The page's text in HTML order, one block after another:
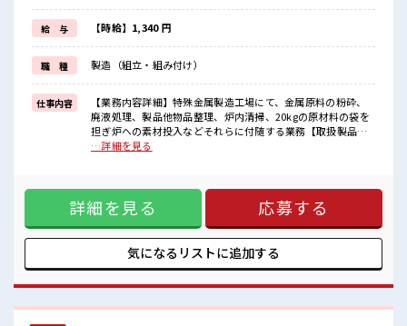
週末は家族や友人と一緒にプライベート満喫！
≪髪型自由≫
基本的に髪色自由で明るすぎたり奇抜でなければOKです！
(規定有)≪動きやすい制服アリ≫
制服があるので、
毎日の服装の悩み解消♪
■職場の雰囲気
一緒に働く仲間ともなじみやすい少人数の職場☆
明るすぎたり奇抜過ぎなければヘアカラーOK！
給 与 【時給】1,340 円
職 種 製造（組立・組み付け）
仕事内容
【業務内容詳細】特殊金属製造工場にて、金属原料の粉砕、
廃液処理、製品他物品整理、炉内清掃、20kgの原材料の袋を
担ぎ炉への素材投入などそれらに付随する業務【取扱製品情
報】特殊金属 ■お仕事PR ≪社員登用をめざす≫ 紹介予定派遣
ほどよく稼げます♪ ≪週休2日制≫ 週末は家族や友人と一緒
にプライベート満喫！ ≪髪型自由≫ 基本的に髪色自由で明る
すぎたり奇抜でなければOKです！ (規定有)≪動きやすい制服
アリ≫ 制服があるので、 毎日の服装の悩み解消♪ ■職場の雰
囲気 一緒に働く仲間ともなじみやすい少人数の職場☆ 明るす
ぎたり奇抜過ぎなければヘアカラーOK！ ≪20代の方が多数
…詳細を見る
詳細を見る 応募する
気になるリストに追加する